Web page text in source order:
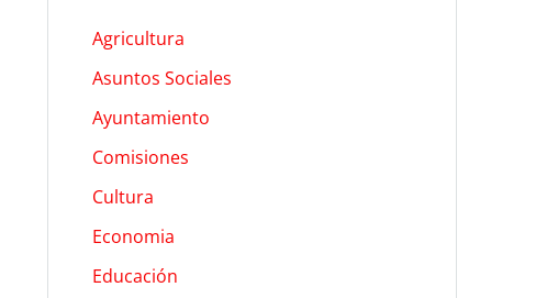
Agricultura
Asuntos Sociales
Ayuntamiento
Comisiones
Cultura
Economia
Educación